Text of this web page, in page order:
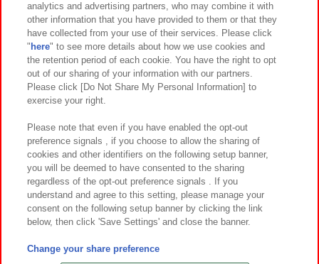
関連会社 サステナビリティ サイトポリシー
プライバシーポリシー ウェブアクセシビリティ方針と検証結果
お取引先さまとともに
カスタマーハラスメント対応方針 よくあるご質問・お問い合わせ
©Bandai Namco Amusement Inc.
©Bandai Namco Amusement Lab Inc.
analytics and advertising partners, who may combine it with
other information that you have provided to them or that they
have collected from your use of their services. Please click
" here" to see more details about how we use cookies and
the retention period of each cookie. You have the right to opt
out of our sharing of your information with our partners.
Please click [Do Not Share My Personal Information] to
exercise your right.
Please note that even if you have enabled the opt-out
preference signals , if you choose to allow the sharing of
cookies and other identifiers on the following setup banner,
you will be deemed to have consented to the sharing
regardless of the opt-out preference signals . If you
understand and agree to this setting, please manage your
consent on the following setup banner by clicking the link
below, then click 'Save Settings' and close the banner.
Change your share preference